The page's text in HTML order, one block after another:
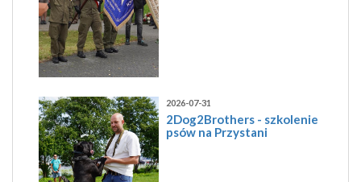
2026-07-31
2Dog2Brothers - szkolenie
psów na Przystani